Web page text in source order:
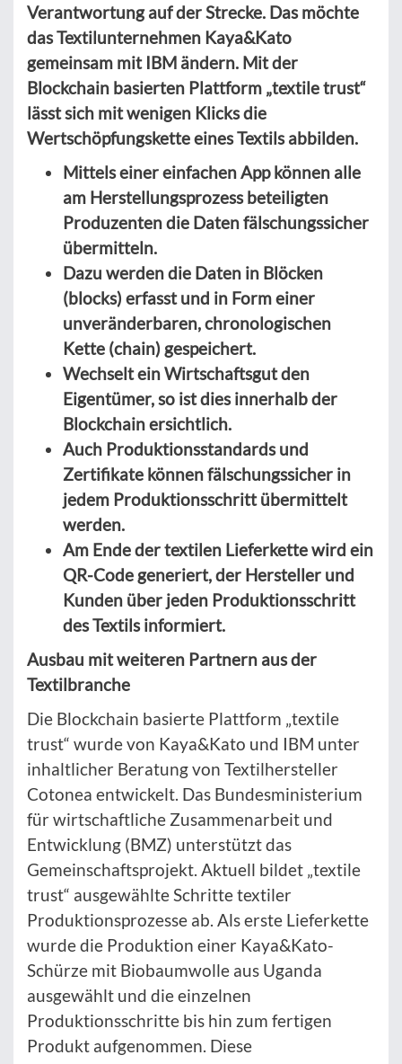
Verantwortung auf der Strecke. Das möchte
das Textilunternehmen Kaya&Kato
gemeinsam mit IBM ändern. Mit der
Blockchain basierten Plattform „textile trust“
lässt sich mit wenigen Klicks die
Wertschöpfungskette eines Textils abbilden.
Mittels einer einfachen App können alle
am Herstellungsprozess beteiligten
Produzenten die Daten fälschungssicher
übermitteln.
Dazu werden die Daten in Blöcken
(blocks) erfasst und in Form einer
unveränderbaren, chronologischen
Kette (chain) gespeichert.
Wechselt ein Wirtschaftsgut den
Eigentümer, so ist dies innerhalb der
Blockchain ersichtlich.
Auch Produktionsstandards und
Zertifikate können fälschungssicher in
jedem Produktionsschritt übermittelt
werden.
Am Ende der textilen Lieferkette wird ein
QR-Code generiert, der Hersteller und
Kunden über jeden Produktionsschritt
des Textils informiert.
Ausbau mit weiteren Partnern aus der
Textilbranche
Die Blockchain basierte Plattform „textile
trust“ wurde von Kaya&Kato und IBM unter
inhaltlicher Beratung von Textilhersteller
Cotonea entwickelt. Das Bundesministerium
für wirtschaftliche Zusammenarbeit und
Entwicklung (BMZ) unterstützt das
Gemeinschaftsprojekt. Aktuell bildet „textile
trust“ ausgewählte Schritte textiler
Produktionsprozesse ab. Als erste Lieferkette
wurde die Produktion einer Kaya&Kato-
Schürze mit Biobaumwolle aus Uganda
ausgewählt und die einzelnen
Produktionsschritte bis hin zum fertigen
Produkt aufgenommen. Diese